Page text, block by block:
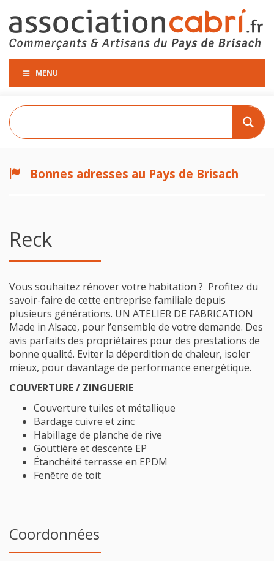
MENU
Bonnes adresses au Pays de Brisach
Reck
Vous souhaitez rénover votre habitation ? Profitez du
savoir-faire de cette entreprise familiale depuis
plusieurs générations. UN ATELIER DE FABRICATION
Made in Alsace, pour l’ensemble de votre demande. Des
avis parfaits des propriétaires pour des prestations de
bonne qualité. Eviter la déperdition de chaleur, isoler
mieux, pour davantage de performance energétique.
COUVERTURE / ZINGUERIE
Couverture tuiles et métallique
Bardage cuivre et zinc
Habillage de planche de rive
Gouttière et descente EP
Étanchéité terrasse en EPDM
Fenêtre de toit
Coordonnées